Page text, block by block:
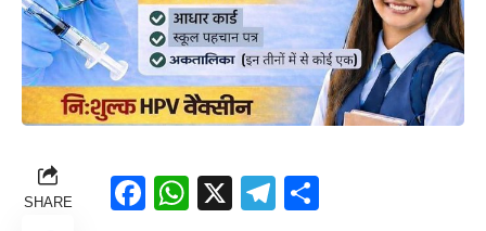
SHARE Facebook
WhatsApp
X Telegram